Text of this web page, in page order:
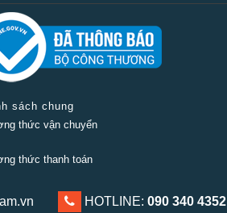
sách chung
thức vận chuyển
thức thanh toán
sách đổi trả sản phẩm
HOTLINE: 090 340 4352
0903 404 352